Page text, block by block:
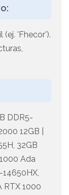
(ej. 'Fhecor').
DDR5-
12GB |
32GB
Ada
14650HX,
RTX 1000